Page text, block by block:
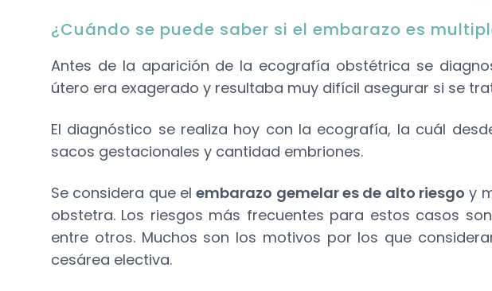
¿Cuándo se puede saber si el embarazo es
Antes de la aparición de la ecografía obstétrica se
útero era exagerado y resultaba muy difícil asegurar si se
El diagnóstico se realiza hoy con la ecografía, la cuál
sacos gestacionales y cantidad embriones.
Se considera que elembarazo gemelar es de alto riesgo y
obstetra. Los riesgos más frecuentes para estos casos
entre otros. Muchos son los motivos por los que
cesárea electiva.